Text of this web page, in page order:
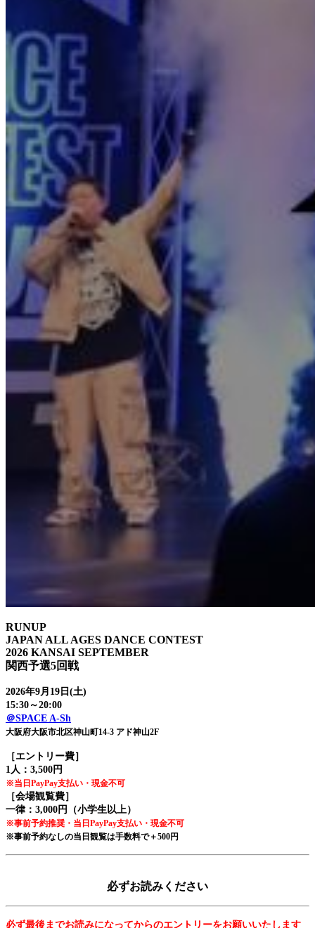
RUNUP
JAPAN ALL AGES DANCE CONTEST
2026 KANSAI SEPTEMBER
関西予選5回戦
2026年9月19日(土)
15:30～20:00
＠SPACE A-Sh
大阪府大阪市北区神山町14-3 アド神山2F
［エントリー費］
1人：3,500円
※当日PayPay支払い・現金不可
［会場観覧費］
一律：3,000円（小学生以上）
※事前予約推奨・当日PayPay支払い・現金不可
※事前予約なしの当日観覧は手数料で＋500円
必ずお読みください
必ず最後までお読みになってからのエントリーをお願いいたします